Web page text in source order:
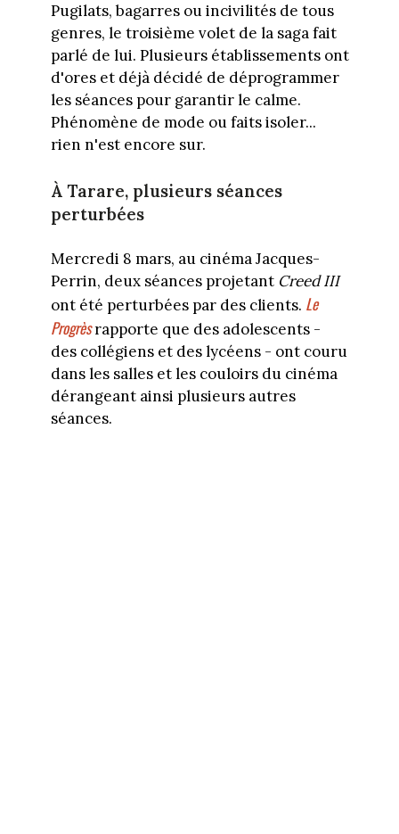
Pugilats, bagarres ou incivilités de tous
genres, le troisième volet de la saga fait
parlé de lui. Plusieurs établissements ont
d'ores et déjà décidé de déprogrammer
les séances pour garantir le calme.
Phénomène de mode ou faits isoler...
rien n'est encore sur.
À Tarare, plusieurs séances
perturbées
Mercredi 8 mars, au cinéma Jacques-
Perrin, deux séances projetant Creed III
ont été perturbées par des clients. Le
Progrèsrapporte que des adolescents -
des collégiens et des lycéens - ont couru
dans les salles et les couloirs du cinéma
dérangeant ainsi plusieurs autres
séances.